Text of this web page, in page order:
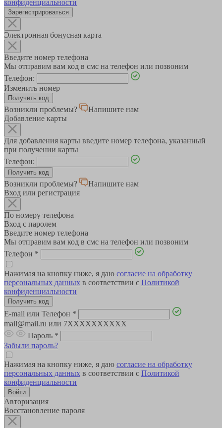
конфиденциальности
Зарегистрироваться
Электронная бонусная карта
Введите номер телефона
Мы отправим вам код в смс на телефон или позвоним
Телефон:
Изменить номер
Возникли проблемы?
Напишите нам
Добавление карты
Для добавления карты введите номер телефона, указанный
при получении карты
Телефон:
Возникли проблемы?
Напишите нам
Вход или регистрация
По номеру телефона
Вход с паролем
Введите номер телефона
Мы отправим вам код в смс на телефон или позвоним
Телефон *
Нажимая на кнопку ниже, я даю согласие на обработку
персональных данных в соответствии с Политикой
конфиденциальности
E-mail или Телефон *
mail@mail.ru или 7XXXXXXXXXX
Пароль *
Забыли пароль?
Нажимая на кнопку ниже, я даю согласие на обработку
персональных данных в соответствии с Политикой
конфиденциальности
Авторизация
Восстановление пароля